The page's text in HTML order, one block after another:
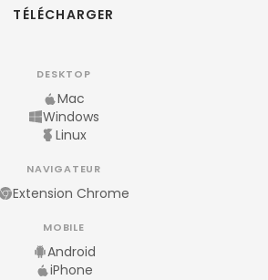
TÉLÉCHARGER
DESKTOP
Mac
Windows
Linux
NAVIGATEUR
Extension Chrome
MOBILE
Android
iPhone